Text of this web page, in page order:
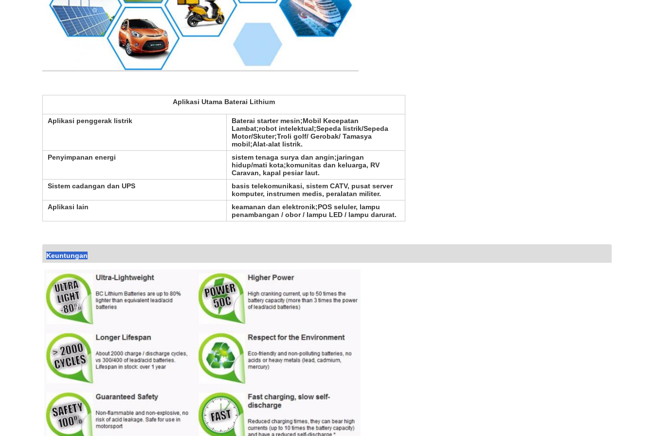
Aplikasi Utama Baterai Lithium
Aplikasi penggerak listrik
Baterai starter mesin;Mobil Kecepatan
Lambat;robot intelektual;Sepeda listrik/Sepeda
Motor/Skuter;Troli golf/ Gerobak/ Tamasya
mobil;Alat-alat listrik.
Penyimpanan energi
sistem tenaga surya dan angin;jaringan
hidup/mati kota;komunitas dan keluarga, RV
Caravan, kapal pesiar laut.
Sistem cadangan dan UPS
basis telekomunikasi, sistem CATV, pusat server
komputer, instrumen medis, peralatan militer.
Aplikasi lain
keamanan dan elektronik;POS seluler, lampu
penambangan / obor / lampu LED / lampu darurat.
Keuntungan